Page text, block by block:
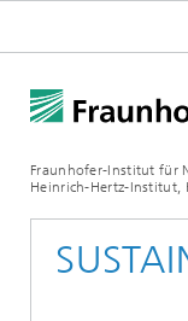
Fraunhofer-Institut für
Heinrich-Hertz-Institut,
Organisationsplan
Mobilität
KOMMUNIKATION &
NACHRICHTEN
VERANSTALTUNGEN